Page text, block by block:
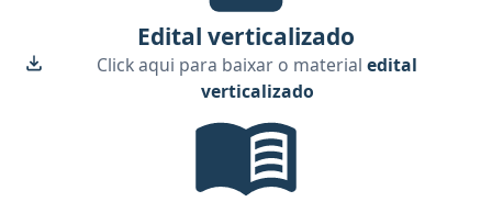
Edital verticalizado
Click aqui para baixar o materialedital
verticalizado